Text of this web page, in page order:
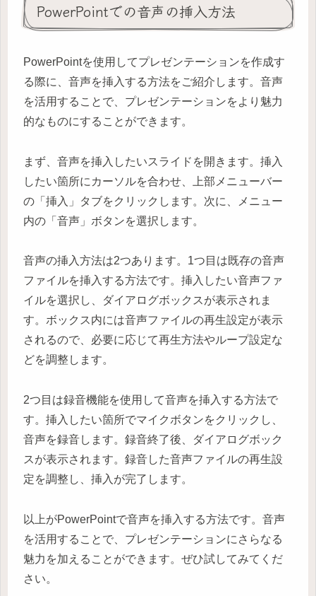
PowerPointでの音声の挿入方法
PowerPointを使用してプレゼンテーションを作成す
る際に、音声を挿入する方法をご紹介します。音声
を活用することで、プレゼンテーションをより魅力
的なものにすることができます。
まず、音声を挿入したいスライドを開きます。挿入
したい箇所にカーソルを合わせ、上部メニューバー
の「挿入」タブをクリックします。次に、メニュー
内の「音声」ボタンを選択します。
音声の挿入方法は2つあります。1つ目は既存の音声
ファイルを挿入する方法です。挿入したい音声ファ
イルを選択し、ダイアログボックスが表示されま
す。ボックス内には音声ファイルの再生設定が表示
されるので、必要に応じて再生方法やループ設定な
どを調整します。
2つ目は録音機能を使用して音声を挿入する方法で
す。挿入したい箇所でマイクボタンをクリックし、
音声を録音します。録音終了後、ダイアログボック
スが表示されます。録音した音声ファイルの再生設
定を調整し、挿入が完了します。
以上がPowerPointで音声を挿入する方法です。音声
を活用することで、プレゼンテーションにさらなる
魅力を加えることができます。ぜひ試してみてくだ
さい。